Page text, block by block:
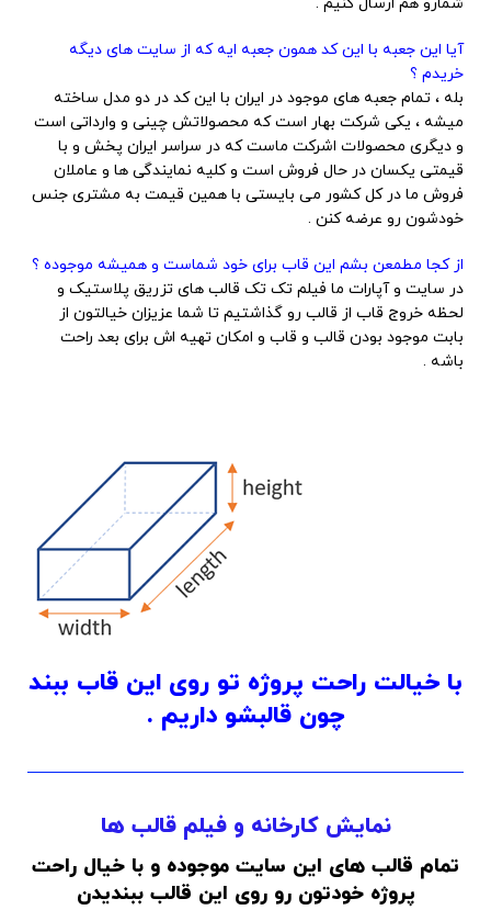
آیا این جعبه با این کد همون جعبه ایه که از سایت های دیگه
خریدم ؟
بله ، تمام جعبه های موجود در ایران با این کد در دو مدل ساخته
میشه ، یکی شرکت بهار است که محصولاتش چینی و وارداتی است
و دیگری محصولات اشرکت ماست که در سراسر ایران پخش و با
قیمتی یکسان در حال فروش است و کلیه نمایندگی ها و عاملان
فروش ما در کل کشور می بایستی با همین قیمت به مشتری جنس
خودشون رو عرضه کنن .
از کجا مطمعن بشم این قاب برای خود شماست و همیشه موجوده ؟
در سایت و آپارات ما فیلم تک تک قالب های تزریق پلاستیک و
لحظه خروج قاب از قالب رو گذاشتیم تا شما عزیزان خیالتون از
بابت موجود بودن قالب و قاب و امکان تهیه اش برای بعد راحت
باشه .
با خیالت راحت پروژه تو روی این قاب ببند
چون قالبشو داریم .
نمایش کارخانه و فیلم قالب ها
تمام قالب های این سایت موجوده و با خیال راحت
پروژه خودتون رو روی این قالب ببندیدن